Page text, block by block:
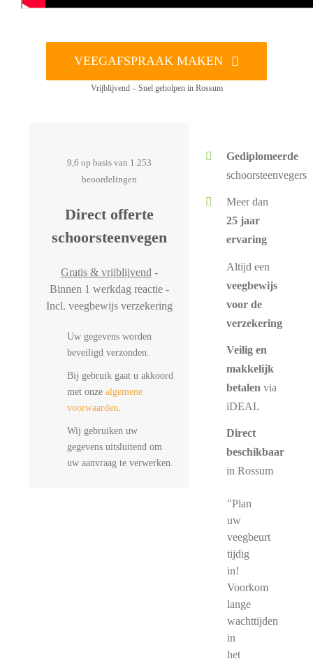
VEEGAFSPRAAK MAKEN
Vrijblijvend – Snel geholpen in Rossum
9,6 op basis van 1.253
beoordelingen
Direct offerte
schoorsteenvegen
Gratis & vrijblijvend -
Binnen 1 werkdag reactie -
Incl. veegbewijs verzekering
Uw gegevens worden
beveiligd verzonden.
Bij gebruik gaat u akkoord
met onze algemene
voorwaarden.
Wij gebruiken uw
gegevens uitsluitend om
uw aanvraag te verwerken.
Gediplomeerde
schoorsteenvegers
Meer dan
25 jaar
ervaring
Altijd een
veegbewijs
voor de
verzekering
Veilig en
makkelijk
betalen via
iDEAL
Direct
beschikbaar
in Rossum
"Plan
uw
veegbeurt
tijdig
in!
Voorkom
lange
wachttijden
in
het